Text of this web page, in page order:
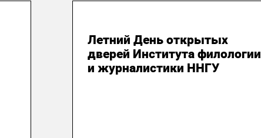
Летний День открытых
дверей Института филологии
и журналистики ННГУ